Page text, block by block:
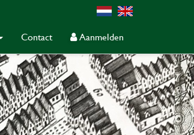
Contact Aanmelden